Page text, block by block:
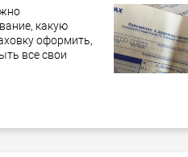
какую
оформить,
все свои